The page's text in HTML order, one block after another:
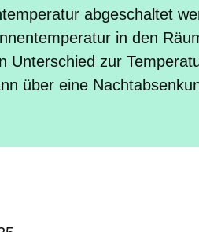
abgeschaltet
in den
Unterschied zur
über eine